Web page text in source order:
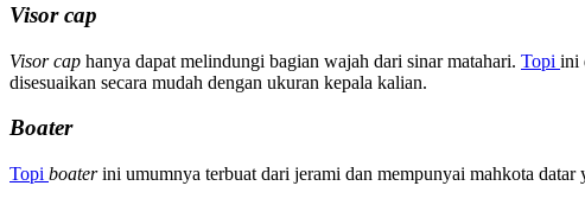
Visor cap
Visor cap hanya dapat melindungi bagian wajah dari sinar matahari. Topi ini
disesuaikan secara mudah dengan ukuran kepala kalian.
Boater
Topi boaterini umumnya terbuat dari jerami dan mempunyai mahkota